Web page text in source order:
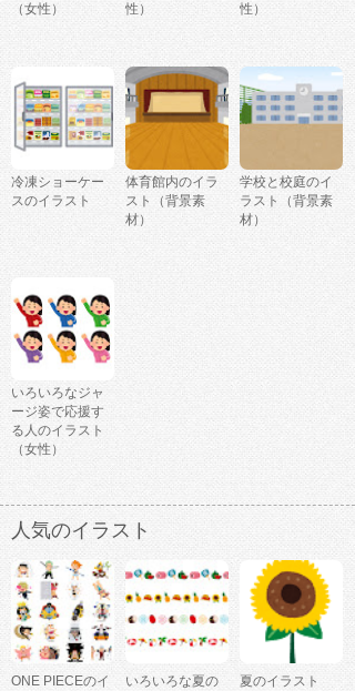
（女性）
性）
性）
冷凍ショーケー
スのイラスト
体育館内のイラ
スト（背景素
材）
学校と校庭のイ
ラスト（背景素
材）
いろいろなジャ
ージ姿で応援す
る人のイラスト
（女性）
人気のイラスト
ONE PIECEのイ
いろいろな夏の
夏のイラスト